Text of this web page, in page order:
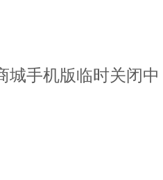
城手机版临时关闭